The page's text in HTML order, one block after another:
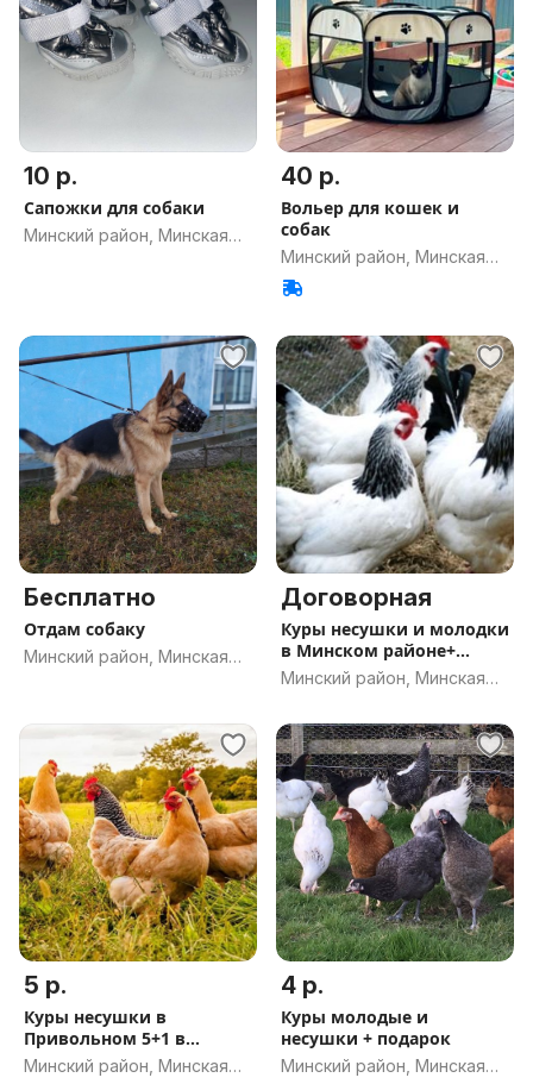
10 р.
Сапожки для собаки
Минский район, Минская
40 р.
Вольер для кошек и
собак
Минский район, Минская
обл.
Бесплатно
Отдам собаку
Минский район, Минская
Договорная
Куры несушки и молодки
в Минском районе+
курочка в подарок
Минский район, Минская
5 р.
Куры несушки в
Привольном 5+1 в
подарок
Минский район, Минская
4 р.
Куры молодые и
несушки + подарок
Минский район, Минская